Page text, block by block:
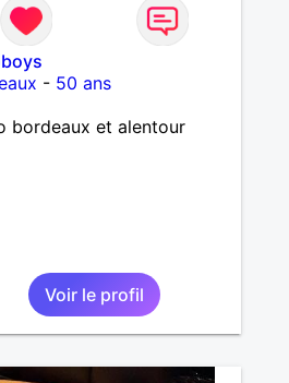
- 50 ans
bordeaux et alentour
Voir le profil